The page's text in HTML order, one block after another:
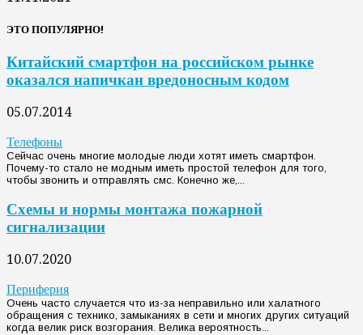
ЭТО ПОПУЛЯРНО!
Китайский смартфон на российском рынке
оказался напичкан вредоносным кодом
05.07.2014
Телефоны
Сейчас очень многие молодые люди хотят иметь смартфон.
Почему-то стало не модным иметь простой телефон для того,
чтобы звонить и отправлять смс. Конечно же,...
Схемы и нормы монтажа пожарной
сигнализации
10.07.2020
Периферия
Очень часто случается что из-за неправильно или халатного
обращения с технико, замыканиях в сети и многих других ситуаций
когда велик риск возгорания. Велика вероятность...